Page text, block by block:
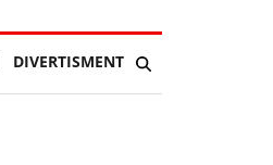
DIVERTISMENT